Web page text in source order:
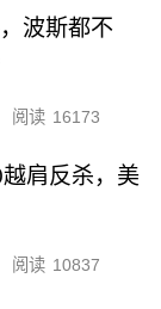
波斯都不
阅读 16173
肩反杀，美
阅读 10837